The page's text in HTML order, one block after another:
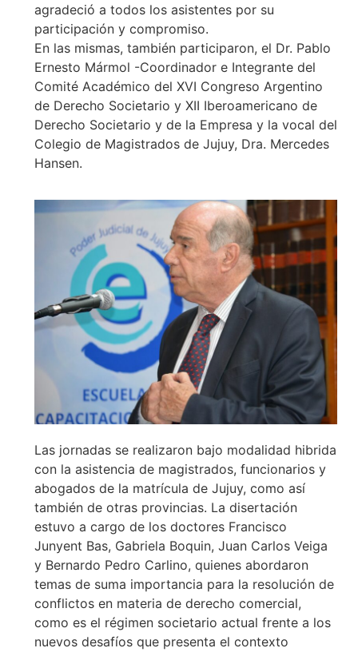
agradeció a todos los asistentes por su
participación y compromiso.
En las mismas, también participaron, el Dr. Pablo
Ernesto Mármol -Coordinador e Integrante del
Comité Académico del XVI Congreso Argentino
de Derecho Societario y XII Iberoamericano de
Derecho Societario y de la Empresa y la vocal del
Colegio de Magistrados de Jujuy, Dra. Mercedes
Hansen.
Las jornadas se realizaron bajo modalidad hibrida
con la asistencia de magistrados, funcionarios y
abogados de la matrícula de Jujuy, como así
también de otras provincias. La disertación
estuvo a cargo de los doctores Francisco
Junyent Bas, Gabriela Boquin, Juan Carlos Veiga
y Bernardo Pedro Carlino, quienes abordaron
temas de suma importancia para la resolución de
conflictos en materia de derecho comercial,
como es el régimen societario actual frente a los
nuevos desafíos que presenta el contexto